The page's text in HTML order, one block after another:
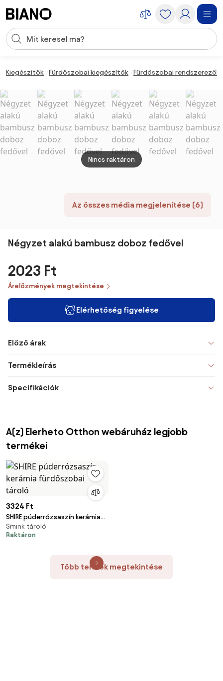
Keresési bevitel
Kiegészítők Fürdőszobai kiegészítők Fürdőszobai rendszerezők
Az összes média megjelenítése (6)
Nincs raktáron
Négyzet alakú bambusz doboz fedővel
2023 Ft
Árelőzmények megtekintése
Elérhetőség figyelése
Előző árak
Termékleírás
Specifikációk
A(z) Elerheto Otthon webáruház legjobb
termékei
3324 Ft
SHIRE púderrózsaszín kerámia
fürdőszobai tároló
Smink tároló
Raktáron
Több termék megtekintése